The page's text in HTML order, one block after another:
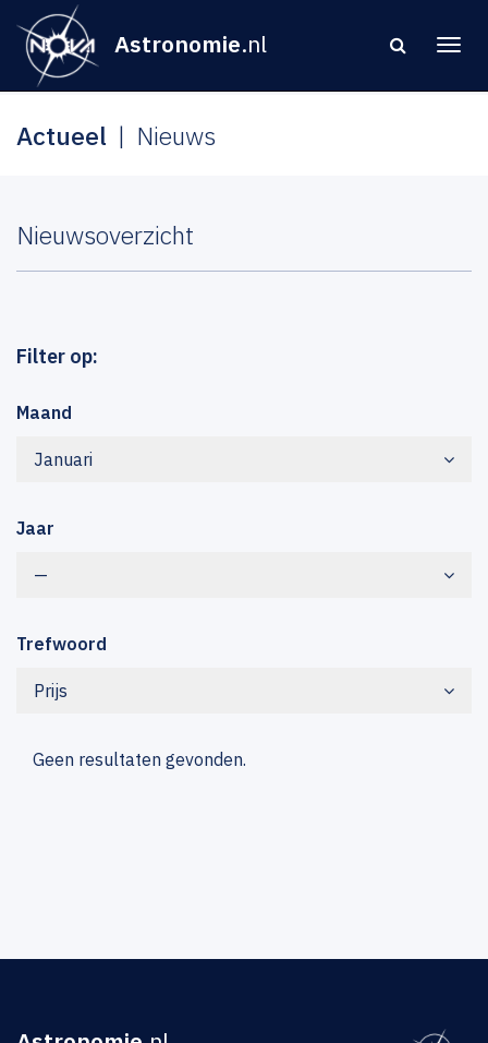
Astronomie.nl
Actueel Nieuws
Nieuwsoverzicht
Filter op:
Maand
Januari
Jaar
—
Trefwoord
Prijs
Geen resultaten gevonden.